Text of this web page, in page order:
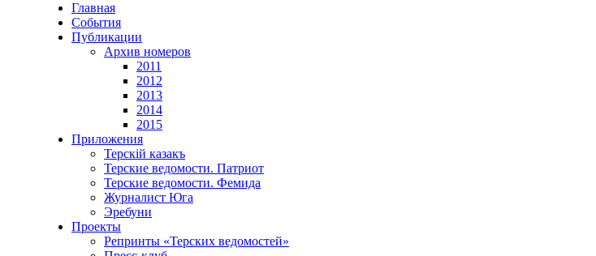
Главная
События
Публикации
Архив номеров
2011
2012
2013
2014
2015
Приложения
Терскiй казакъ
Терские ведомости. Патриот
Терские ведомости. Фемида
Журналист Юга
Эребуни
Проекты
Репринты «Терских ведомостей»